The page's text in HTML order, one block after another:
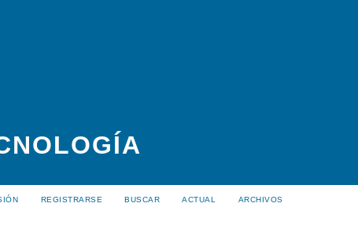
REGISTRARSE BUSCAR ACTUAL
ARCHIVOS